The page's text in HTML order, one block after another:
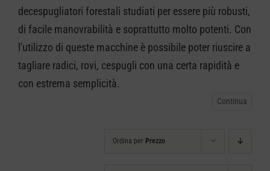
decespugliatori forestali studiati per essere più robusti,
di facile manovrabilità e soprattutto molto potenti. Con
l'utilizzo di queste macchine è possibile poter riuscire a
tagliare radici, rovi, cespugli con una certa rapidità e
con estrema semplicità.
Ordina per Prezzo